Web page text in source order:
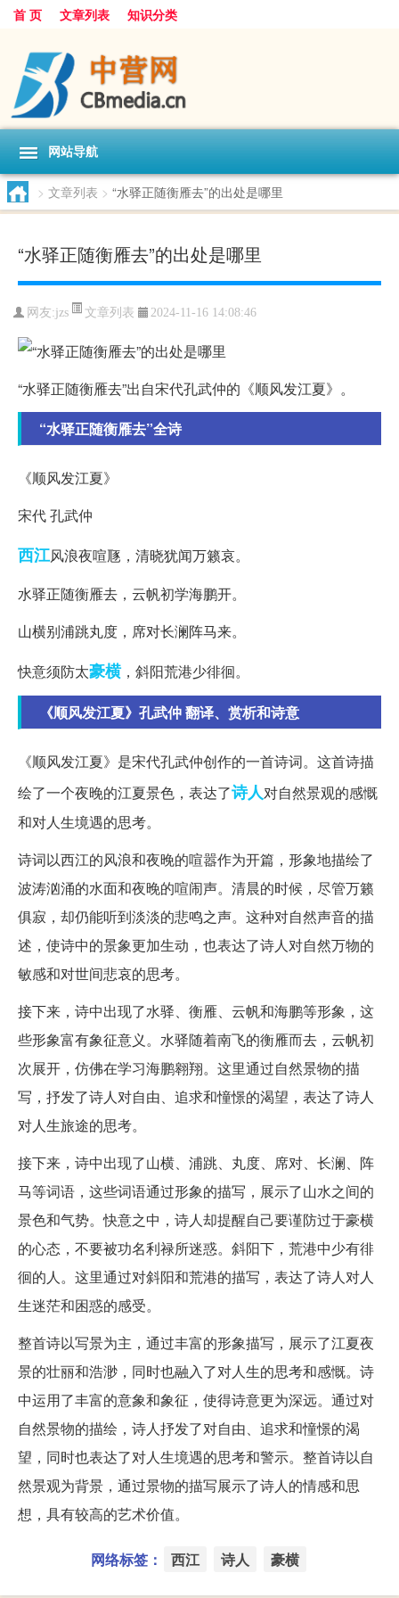
首 页 文章列表 知识分类
网站导航
> 文章列表 > “水驿正随衡雁去”的出处是哪里
“水驿正随衡雁去”的出处是哪里
网友:jzs 文章列表 2024-11-16 14:08:46
“水驿正随衡雁去”出自宋代孔武仲的《顺风发江夏》。
“水驿正随衡雁去”全诗
《顺风发江夏》
宋代 孔武仲
西江风浪夜喧豗，清晓犹闻万籁哀。
水驿正随衡雁去，云帆初学海鹏开。
山横别浦跳丸度，席对长澜阵马来。
快意须防太豪横，斜阳荒港少徘徊。
《顺风发江夏》孔武仲 翻译、赏析和诗意
《顺风发江夏》是宋代孔武仲创作的一首诗词。这首诗描
绘了一个夜晚的江夏景色，表达了诗人对自然景观的感慨
和对人生境遇的思考。
诗词以西江的风浪和夜晚的喧嚣作为开篇，形象地描绘了
波涛汹涌的水面和夜晚的喧闹声。清晨的时候，尽管万籁
俱寂，却仍能听到淡淡的悲鸣之声。这种对自然声音的描
述，使诗中的景象更加生动，也表达了诗人对自然万物的
敏感和对世间悲哀的思考。
接下来，诗中出现了水驿、衡雁、云帆和海鹏等形象，这
些形象富有象征意义。水驿随着南飞的衡雁而去，云帆初
次展开，仿佛在学习海鹏翱翔。这里通过自然景物的描
写，抒发了诗人对自由、追求和憧憬的渴望，表达了诗人
对人生旅途的思考。
接下来，诗中出现了山横、浦跳、丸度、席对、长澜、阵
马等词语，这些词语通过形象的描写，展示了山水之间的
景色和气势。快意之中，诗人却提醒自己要谨防过于豪横
的心态，不要被功名利禄所迷惑。斜阳下，荒港中少有徘
徊的人。这里通过对斜阳和荒港的描写，表达了诗人对人
生迷茫和困惑的感受。
整首诗以写景为主，通过丰富的形象描写，展示了江夏夜
景的壮丽和浩渺，同时也融入了对人生的思考和感慨。诗
中运用了丰富的意象和象征，使得诗意更为深远。通过对
自然景物的描绘，诗人抒发了对自由、追求和憧憬的渴
望，同时也表达了对人生境遇的思考和警示。整首诗以自
然景观为背景，通过景物的描写展示了诗人的情感和思
想，具有较高的艺术价值。
网络标签： 西江 诗人 豪横